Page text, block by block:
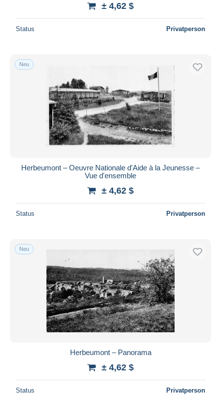
± 4,62 $
Status Privatperson
Neu
Herbeumont – Oeuvre Nationale d'Aide à la Jeunesse –
Vue d'ensemble
± 4,62 $
Status Privatperson
Neu
Herbeumont – Panorama
± 4,62 $
Status Privatperson